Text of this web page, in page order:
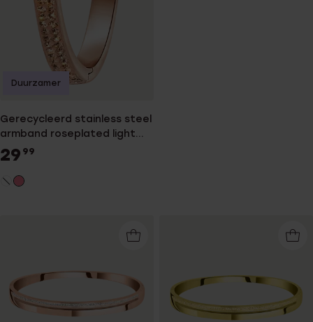
Gerecycleerd stainless steel
armband roseplated light
peach kristal
29 99
Duurzamer